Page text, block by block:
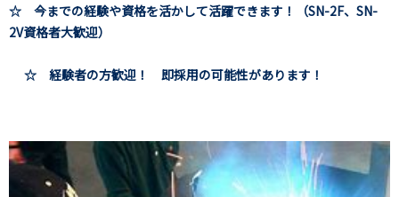
☆ 今までの経験や資格を活かして活躍できます！（SN-2F、SN-
2V資格者大歓迎）
☆ 経験者の方歓迎！ 即採用の可能性があります！